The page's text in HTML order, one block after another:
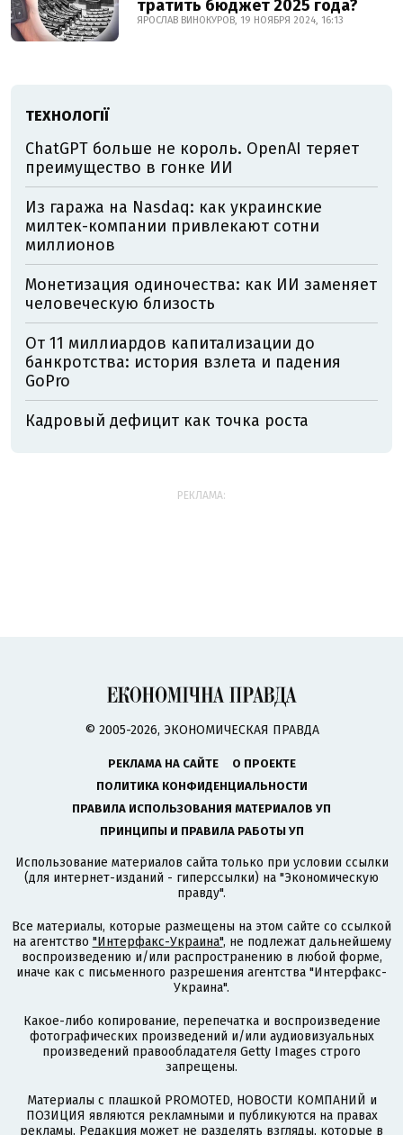
тратить бюджет 2025 года?
ЯРОСЛАВ ВИНОКУРОВ, 19 НОЯБРЯ 2024, 16:13
ТЕХНОЛОГІЇ
ChatGPT больше не король. OpenAI теряет
преимущество в гонке ИИ
Из гаража на Nasdaq: как украинские
милтек-компании привлекают сотни
миллионов
Монетизация одиночества: как ИИ заменяет
человеческую близость
От 11 миллиардов капитализации до
банкротства: история взлета и падения
GoPro
Кадровый дефицит как точка роста
РЕКЛАМА:
© 2005-2026, ЭКОНОМИЧЕСКАЯ ПРАВДА
РЕКЛАМА НА САЙТЕ
О ПРОЕКТЕ
ПОЛИТИКА КОНФИДЕНЦИАЛЬНОСТИ
ПРАВИЛА ИСПОЛЬЗОВАНИЯ МАТЕРИАЛОВ УП
ПРИНЦИПЫ И ПРАВИЛА РАБОТЫ УП
Использование материалов сайта только при условии ссылки
(для интернет-изданий - гиперссылки) на "Экономическую
правду".
Все материалы, которые размещены на этом сайте со ссылкой
на агентство "Интерфакс-Украина", не подлежат дальнейшему
воспроизведению и/или распространению в любой форме,
иначе как с письменного разрешения агентства "Интерфакс-
Украина".
Какое-либо копирование, перепечатка и воспроизведение
фотографических произведений и/или аудиовизуальных
произведений правообладателя Getty Images строго
запрещены.
Материалы с плашкой PROMOTED, НОВОСТИ КОМПАНИЙ и
ПОЗИЦИЯ являются рекламными и публикуются на правах
рекламы. Редакция может не разделять взгляды, которые в